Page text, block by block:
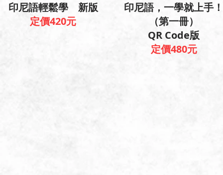
印尼語輕鬆學 新版
定價420元
印尼語，一學就上手！
（第一冊）
QR Code版
定價480元